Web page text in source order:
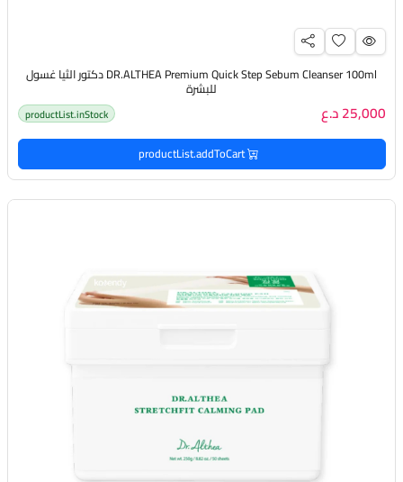
DR.ALTHEA Premium Quick Step Sebum Cleanser 100ml دكتور الثيا غسول
للبشرة
25,000 د.ع productList.inStock
productList.addToCart